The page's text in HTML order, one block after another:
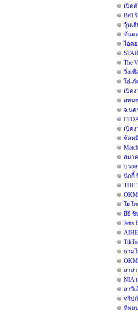
เปิด
Bell
วุ้นเ
ทันต
ไอค
The
วิ่งเ
โอ๋-ภั
เปิดง
สทน
จ.นค
เปิด
ซ้อห
สมา
บวง
นิกกี้
THE
โตโย
ยียี ชิ
Jetts
ธาม
ลาล่
NIA
ลาวิ
ทริป
ทิพย